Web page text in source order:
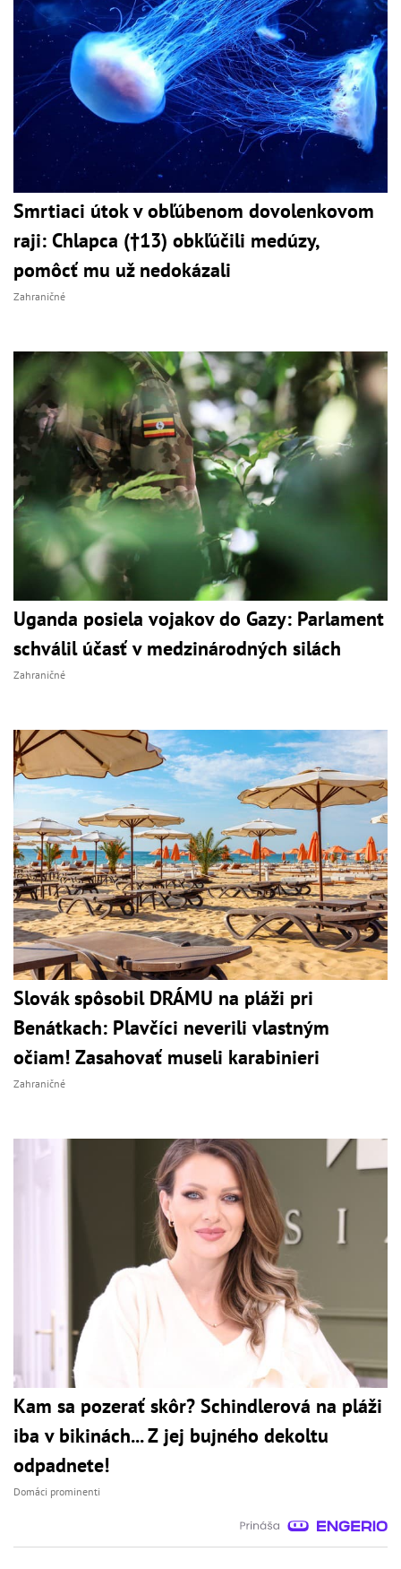
Smrtiaci útok v obľúbenom dovolenkovom
raji: Chlapca (†13) obkľúčili medúzy,
pomôcť mu už nedokázali
Zahraničné
Uganda posiela vojakov do Gazy: Parlament
schválil účasť v medzinárodných silách
Zahraničné
Slovák spôsobil DRÁMU na pláži pri
Benátkach: Plavčíci neverili vlastným
očiam! Zasahovať museli karabinieri
Zahraničné
Kam sa pozerať skôr? Schindlerová na pláži
iba v bikinách... Z jej bujného dekoltu
odpadnete!
Domáci prominenti